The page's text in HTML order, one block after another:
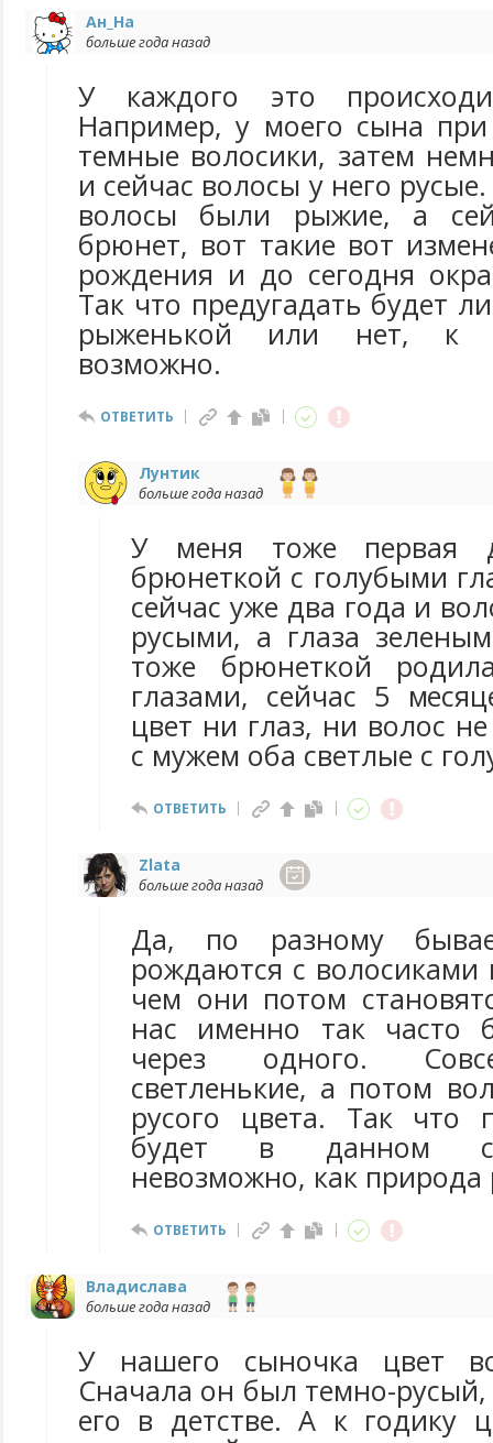
Ан_На
больше года назад
У каждого это
Например, у моего сына
темные волосики, затем
и сейчас волосы у него
волосы были рыжие, а
брюнет, вот такие вот
рождения и до сегодня
Так что предугадать будет
рыженькой или нет, к
возможно.
ОТВЕТИТЬ
Лунтик
больше года назад
У меня тоже первая
брюнеткой с голубыми
сейчас уже два года и
русыми, а глаза
тоже брюнеткой
глазами, сейчас 5
цвет ни глаз, ни волос
с мужем оба светлые с
ОТВЕТИТЬ
Zlata
больше года назад
Да, по разному
рождаются с волосиками
чем они потом
нас именно так часто
через одного.
светленькие, а потом
русого цвета. Так что
будет в данном
невозможно, как природа
ОТВЕТИТЬ
Владислава
больше года назад
У нашего сыночка цвет
Сначала он был темно-
его в детстве. А к годику